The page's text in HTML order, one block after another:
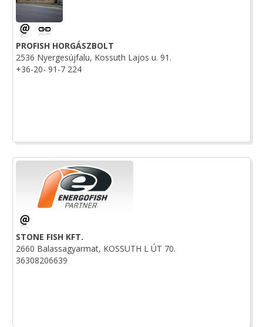
PROFISH HORGÁSZBOLT
2536 Nyergesújfalu, Kossuth Lajos u. 91.
+36-20- 91-7 224
STONE FISH KFT.
2660 Balassagyarmat, KOSSUTH L ÚT 70.
36308206639